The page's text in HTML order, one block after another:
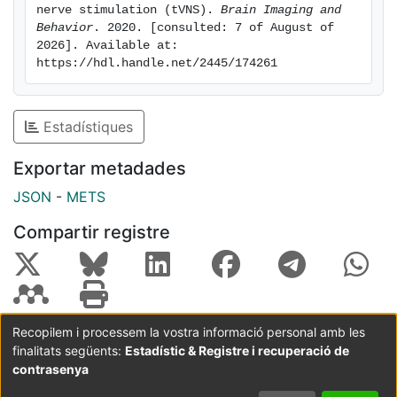
stimulation). Significant activations were also found
for the main effect of verum compared to sham
stimulation in the left inferior and superior parietal
cortex. These results demonstrate an effect of tVNS
on food image processing even with a preceding short
stimulation period. This is a necessary prerequisite for
a therapeutic application of tVNS which has to be
nerve stimulation (tVNS). Brain Imaging and
Behavior . 2020. [consulted: 7 of August of
2026]. Available at:
https://hdl.handle.net/2445/174261
Estadístiques
Exportar metadades
JSON - METS
Compartir registre
Coordinació:CRAI UB Avís legal
Metadades
subjectes a:
Recopilem i processem la vostra informació personal amb les
finalitats següents: Estadístic & Registre i recuperació de
contrasenya